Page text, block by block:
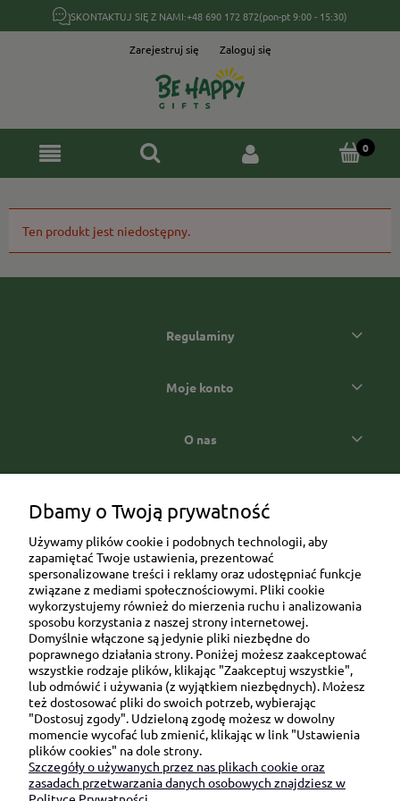
SKONTAKTUJ SIĘ Z NAMI:+48 690 172 872(pon-pt 9:00 - 15:30)
Zarejestruj się Zaloguj się
Ten produkt jest niedostępny.
Regulaminy
Moje konto
O nas
Ul. Brukowa 6/8 lok. 57/58
91-341 Łódź
NIP: 6751510615
SKONTAKTUJ SIĘ Z NAMI:
sklep@be-happygifts.com
+48 690 172 872
Dbamy o Twoją prywatność
Używamy plików cookie i podobnych technologii, aby
zapamiętać Twoje ustawienia, prezentować
spersonalizowane treści i reklamy oraz udostępniać funkcje
związane z mediami społecznościowymi. Pliki cookie
wykorzystujemy również do mierzenia ruchu i analizowania
sposobu korzystania z naszej strony internetowej.
Domyślnie włączone są jedynie pliki niezbędne do
poprawnego działania strony. Poniżej możesz zaakceptować
wszystkie rodzaje plików, klikając "Zaakceptuj wszystkie",
lub odmówić i używania (z wyjątkiem niezbędnych). Możesz
też dostosować pliki do swoich potrzeb, wybierając
"Dostosuj zgody". Udzieloną zgodę możesz w dowolny
momencie wycofać lub zmienić, klikając w link "Ustawienia
plików cookies" na dole strony.
Szczegóły o używanych przez nas plikach cookie oraz
zasadach przetwarzania danych osobowych znajdziesz w